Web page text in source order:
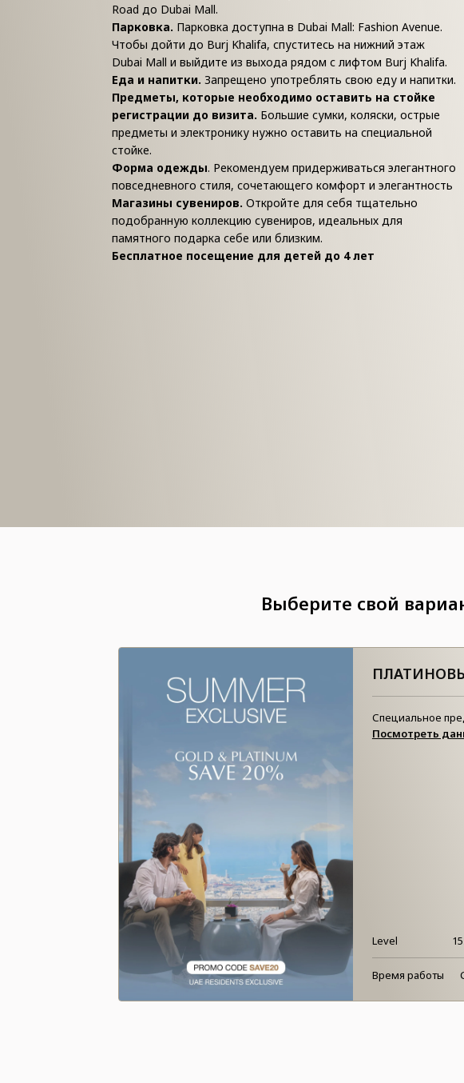
Road до Dubai Mall.
Парковка. Парковка доступна в Dubai Mall: Fashion Avenue.
Чтобы дойти до Burj Khalifa, спуститесь на нижний этаж
Dubai Mall и выйдите из выхода рядом с лифтом Burj Khalifa.
Еда и напитки. Запрещено употреблять свою еду и напитки.
Предметы, которые необходимо оставить на стойке
регистрации до визита. Большие сумки, коляски, острые
предметы и электронику нужно оставить на специальной
стойке.
Форма одежды. Рекомендуем придерживаться элегантного
повседневного стиля, сочетающего комфорт и элегантность
Магазины сувениров. Откройте для себя тщательно
подобранную коллекцию сувениров, идеальных для
памятного подарка себе или близким.
Бесплатное посещение для детей до 4 лет
Выберите свой
Специальное
Посмотреть
Level
Время работы